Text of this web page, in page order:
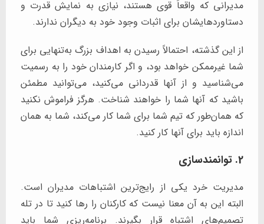
مدیرانی که واقعاً قوی هستند، نیازی به نمایش قدرت و
دستاوردهایشان برای اثبات وجود خود به دیگران ندارند.
از این گذشته، احتمالاً رسیدن به اهداف بزرگ به‌تنهایی برای
شما غیرممکن خواهد بود، و اگر کارمندان خود را به رسمیت
می‌شناسید و از آنها قدردانی می‌کنید، می‌توانید مطمئن
باشید که آنها شما را خواهند شناخت. هرگز فراموش نکنید
که همان‌طور که تیم شما برای شما کار می‌کند، شما به همان
اندازه باید برای آنها کار کنید.
2. توانمندسازی
مدیریت خرد یکی از رایج‌ترین اشتباهات مدیران است.
البته این به آن معنا نیست که کارکنان را رها کنید تا در تله
تصمیم‌های اشتباه قرار بگیرند. برنامه‌ریزی شما باید